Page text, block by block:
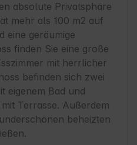
absolute Privatsphäre
mehr als 100 m2 auf
eine geräumige
finden Sie eine große
mit herrlicher
befinden sich zwei
eigenem Bad und
Terrasse. Außerdem
beheizten